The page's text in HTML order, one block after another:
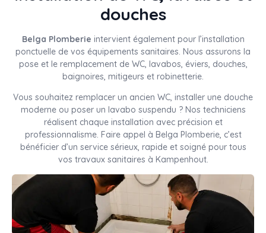
douches
Belga Plomberie intervient également pour l’installation
ponctuelle de vos équipements sanitaires. Nous assurons la
pose et le remplacement de WC, lavabos, éviers, douches,
baignoires, mitigeurs et robinetterie.
Vous souhaitez remplacer un ancien WC, installer une douche
moderne ou poser un lavabo suspendu ? Nos techniciens
réalisent chaque installation avec précision et
professionnalisme. Faire appel à Belga Plomberie, c’est
bénéficier d’un service sérieux, rapide et soigné pour tous
vos travaux sanitaires à Kampenhout.